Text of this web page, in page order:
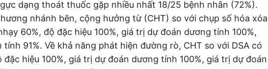
dạng thoát thuốc gặp nhiều nhất 18/25 bệnh nhân (72%).
nhánh bên, cộng hưởng từ (CHT) so với chụp số hóa xóa
60%, độ đặc hiệu 100%, giá trị dự đoán dương tính 100%,
tính 91%. Về khả năng phát hiện đường rò, CHT so với DSA có
đặc hiệu 100%, giá trị dự đoán dương tính 100%, giá trị dự đoán